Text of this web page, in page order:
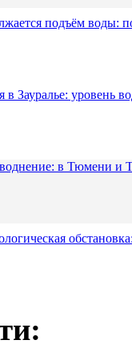
подъём воды:
в Зауралье: уровень
в Тюмени и